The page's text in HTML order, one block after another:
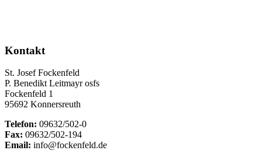
Kontakt
St. Josef Fockenfeld
P. Benedikt Leitmayr osfs
Fockenfeld 1
95692 Konnersreuth
Telefon: 09632/502-0
Fax: 09632/502-194
Email: info@fockenfeld.de